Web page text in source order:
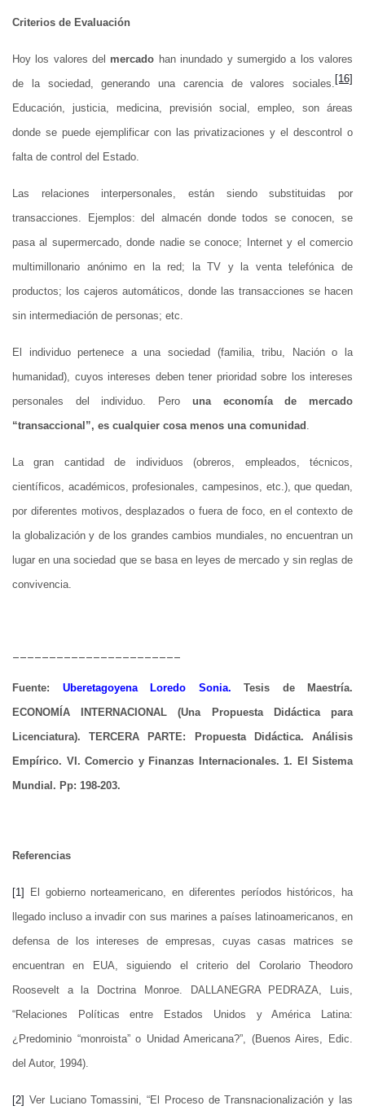
Criterios de Evaluación
Hoy los valores del mercado han inundado y sumergido a los valores
de la sociedad, generando una carencia de valores sociales. [16]
Educación, justicia, medicina, previsión social, empleo, son áreas
donde se puede ejemplificar con las privatizaciones y el descontrol o
falta de control del Estado.
Las relaciones interpersonales, están siendo substituidas por
transacciones. Ejemplos: del almacén donde todos se conocen, se
pasa al supermercado, donde nadie se conoce; Internet y el comercio
multimillonario anónimo en la red; la TV y la venta telefónica de
productos; los cajeros automáticos, donde las transacciones se hacen
sin intermediación de personas; etc.
El individuo pertenece a una sociedad (familia, tribu, Nación o la
humanidad), cuyos intereses deben tener prioridad sobre los intereses
personales del individuo. Pero una economía de mercado
“transaccional”, es cualquier cosa menos una comunidad .
La gran cantidad de individuos (obreros, empleados, técnicos,
científicos, académicos, profesionales, campesinos, etc.), que quedan,
por diferentes motivos, desplazados o fuera de foco, en el contexto de
la globalización y de los grandes cambios mundiales, no encuentran un
lugar en una sociedad que se basa en leyes de mercado y sin reglas de
convivencia.
Fuente: Uberetagoyena Loredo Sonia. Tesis de Maestría.
ECONOMÍA INTERNACIONAL (Una Propuesta Didáctica para
Licenciatura). TERCERA PARTE: Propuesta Didáctica. Análisis
Empírico. VI. Comercio y Finanzas Internacionales. 1. El Sistema
Mundial. Pp: 198-203.
Referencias
[1]
El gobierno norteamericano, en diferentes períodos históricos, ha
llegado incluso a invadir con sus marines a países latinoamericanos, en
defensa de los intereses de empresas, cuyas casas matrices se
encuentran en EUA, siguiendo el criterio del Corolario Theodoro
Roosevelt a la Doctrina Monroe. DALLANEGRA PEDRAZA, Luis,
“Relaciones Políticas entre Estados Unidos y América Latina:
¿Predominio “monroista” o Unidad Americana?”, (Buenos Aires, Edic.
del Autor, 1994).
[2] Ver Luciano Tomassini, “El Proceso de Transnacionalización y las